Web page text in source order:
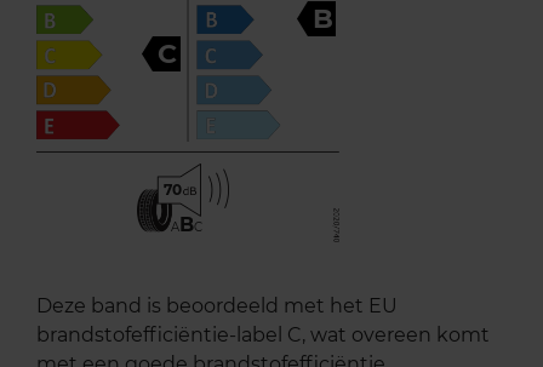
C
B
70
ABC
Deze band is beoordeeld met het EU
brandstofefficiëntie-label C, wat overeen komt